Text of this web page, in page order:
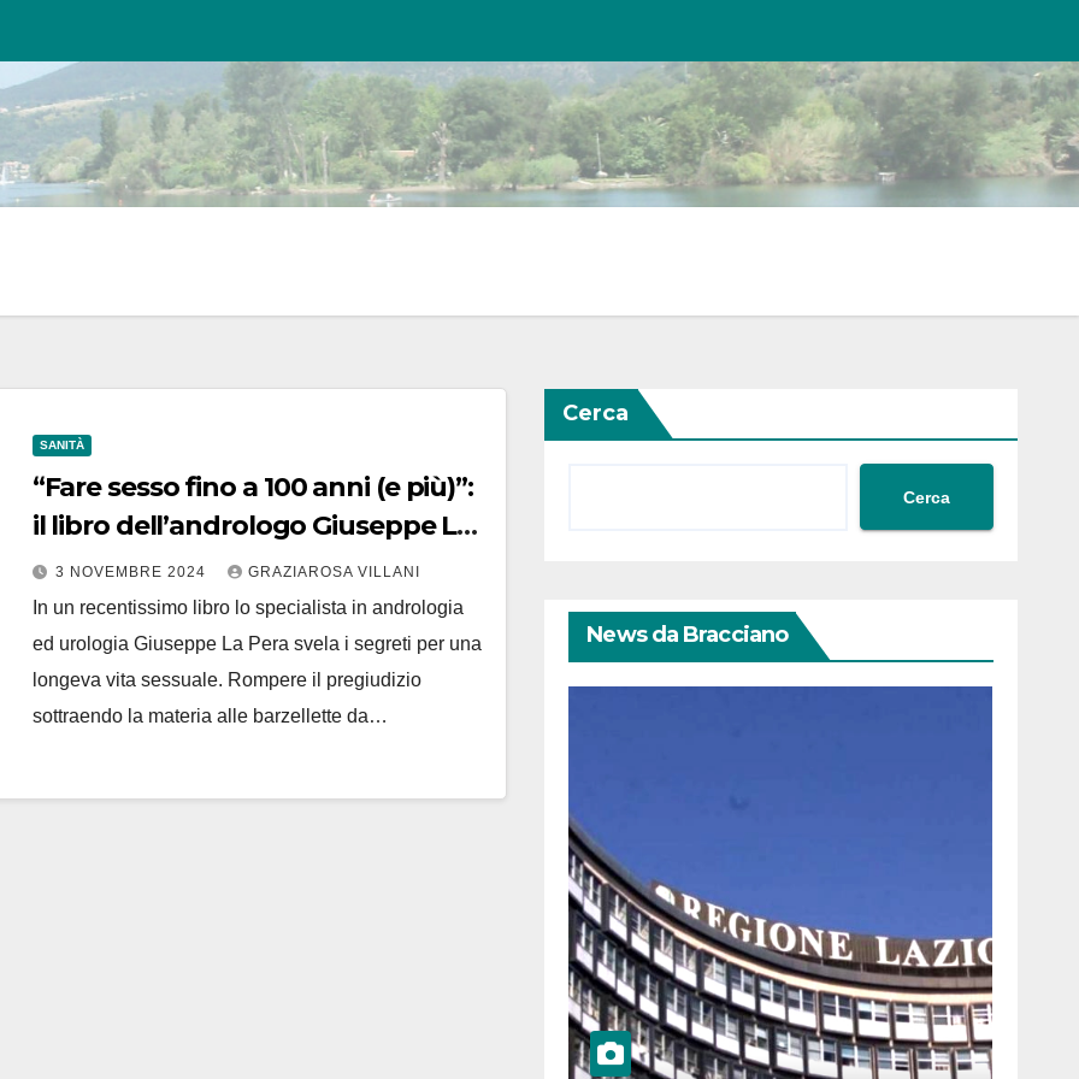
SANITÀ
“Fare sesso fino a 100 anni (e più)”:
il libro dell’andrologo Giuseppe La
Pera
3 NOVEMBRE 2024 GRAZIAROSA VILLANI
In un recentissimo libro lo specialista in andrologia
ed urologia Giuseppe La Pera svela i segreti per una
longeva vita sessuale. Rompere il pregiudizio
sottraendo la materia alle barzellette da…
Cerca
Cerca
News da Bracciano